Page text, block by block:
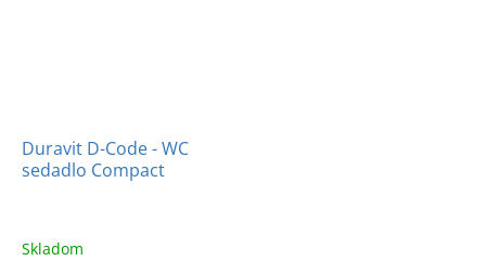
Duravit D-Code - WC
sedadlo Compact
Skladom